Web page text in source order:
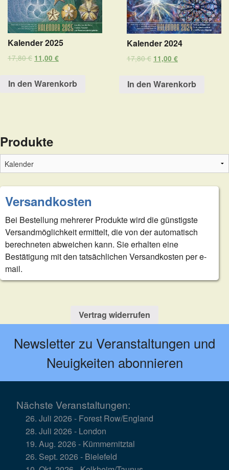
Kalender 2025
17,80€ 11,00 €
In den Warenkorb
Kalender 2024
17,80€ 11,00 €
In den Warenkorb
Produkte
Versandkosten
Bei Bestellung mehrerer Produkte wird die günstigste
Versandmöglichkeit ermittelt, die von der automatisch
berechneten abweichen kann. Sie erhalten eine
Bestätigung mit den tatsächlichen Versandkosten per e-
mail.
Vertrag widerrufen
Newsletter zu Veranstaltungen und
Neuigkeiten abonnieren
Nächste Veranstaltungen:
26. Juli 2026 - Forest Row/England
28. Juli 2026 - London
19. Aug. 2026 - Kümmernitztal
26. Sept. 2026 - Bielefeld